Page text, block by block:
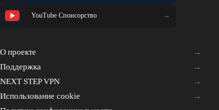
YouTube Спонсорство
О проекте
Поддержка
NEXT STEP VPN
Использование cookie